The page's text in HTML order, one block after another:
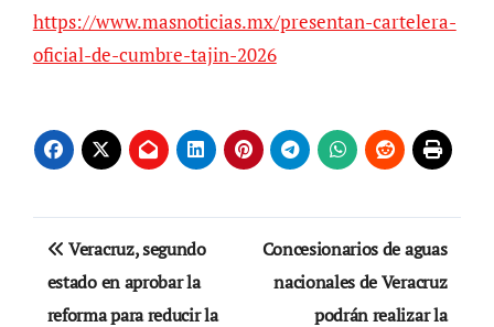
https://www.masnoticias.mx/presentan-cartelera-
oficial-de-cumbre-tajin-2026
Navegación
de
Veracruz, segundo
estado en aprobar la
reforma para reducir la
Concesionarios de aguas
nacionales de Veracruz
podrán realizar la